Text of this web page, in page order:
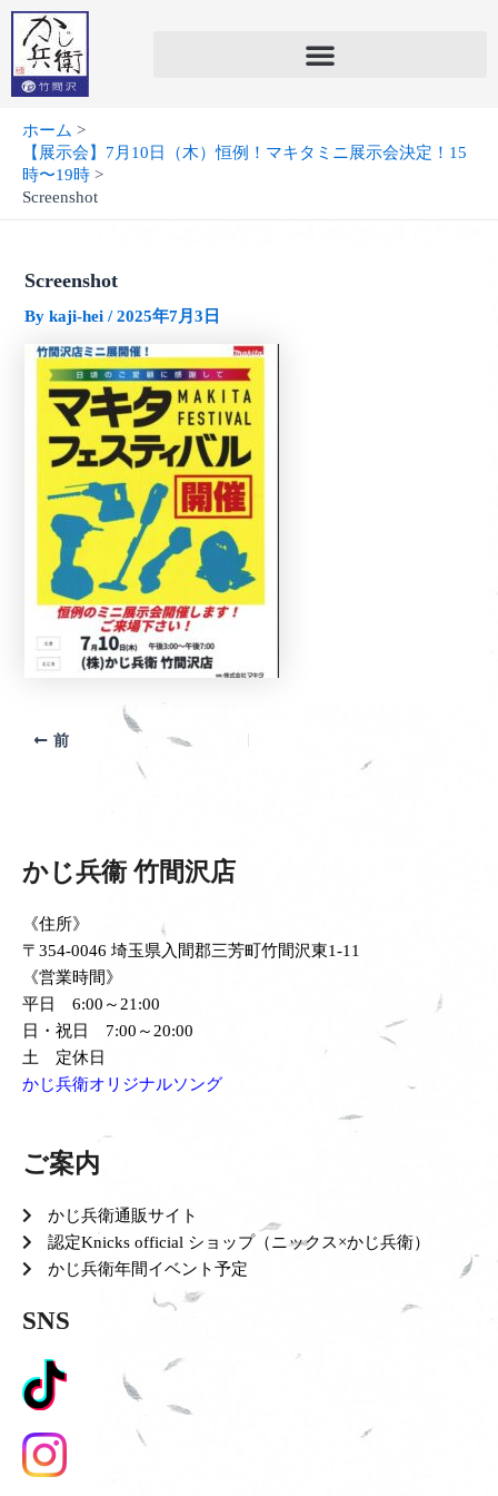
内
を
ホーム
【展示会】7月10日（木）恒例！マキタミニ展示会決定！15
時〜19時
Screenshot
Screenshot
Bykaji-hei/2025年7月3日
前
かじ兵衞 竹間沢店
《住所》
〒354-0046 埼玉県入間郡三芳町竹間沢東1-11
《営業時間》
平日 6:00～21:00
日・祝日 7:00～20:00
土 定休日
かじ兵衛オリジナルソング
ご案内
かじ兵衛通販サイト
認定Knicks official ショップ（ニックス×かじ兵衛）
かじ兵衛年間イベント予定
SNS